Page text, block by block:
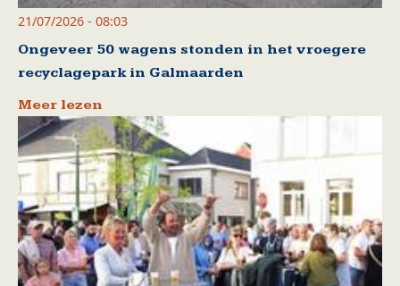
21/07/2026 - 08:03
Ongeveer 50 wagens stonden in het vroegere
recyclagepark in Galmaarden
Meer lezen